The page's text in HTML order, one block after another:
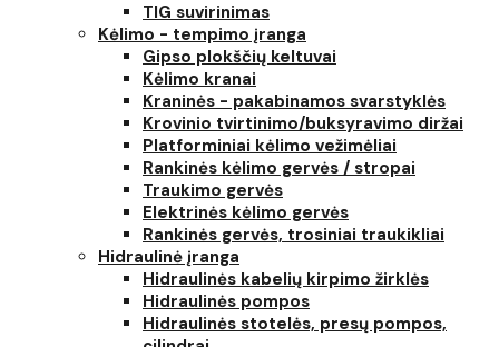
TIG suvirinimas
Kėlimo - tempimo įranga
Gipso plokščių keltuvai
Kėlimo kranai
Kraninės - pakabinamos svarstyklės
Krovinio tvirtinimo/buksyravimo diržai
Platforminiai kėlimo vežimėliai
Rankinės kėlimo gervės / stropai
Traukimo gervės
Elektrinės kėlimo gervės
Rankinės gervės, trosiniai traukikliai
Hidraulinė įranga
Hidraulinės kabelių kirpimo žirklės
Hidraulinės pompos
Hidraulinės stotelės, presų pompos,